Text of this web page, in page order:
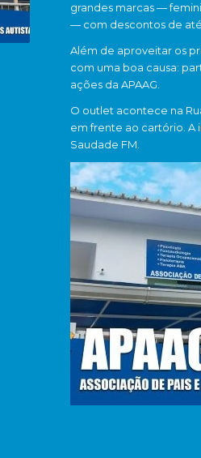
grandes marcas —
— com descontos de até
Além de aproveitar os
com uma boa causa:
ações da APAAG.
O outlet acontece na
em frente ao cartório. A
Saudade FM.